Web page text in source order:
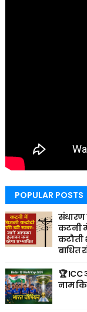
POPULAR POSTS
संधारण
कटनी में
कटौती
बाधित
🏆 ICC
नाम